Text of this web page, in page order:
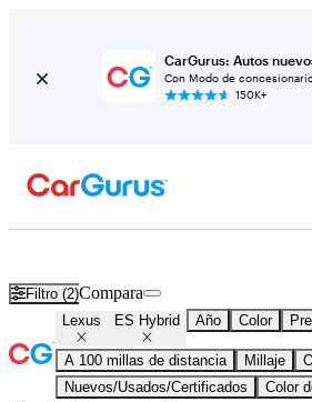
CarGurus: Autos
Con Modo de
150K+
Filtro (2)Compara
Lexus ES Hybrid Año Color
A 100 millas de distancia Millaje
Nuevos/Usados/Certificados
Color